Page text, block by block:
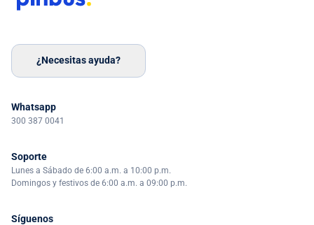
¿Necesitas ayuda?
Whatsapp
300 387 0041
Soporte
Lunes a Sábado de 6:00 a.m. a 10:00 p.m.
Domingos y festivos de 6:00 a.m. a 09:00 p.m.
Síguenos